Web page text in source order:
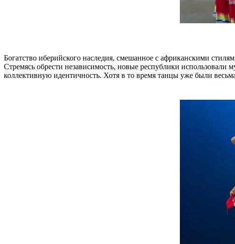
Богатство иберийского наследия, смешанное с африканскими
Стремясь обрести независимость, новые республики
коллективную идентичность. Хотя в то время танцы уже были